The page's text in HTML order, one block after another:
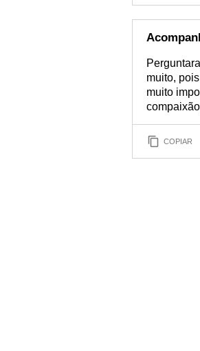
muito,
muito
COPIAR